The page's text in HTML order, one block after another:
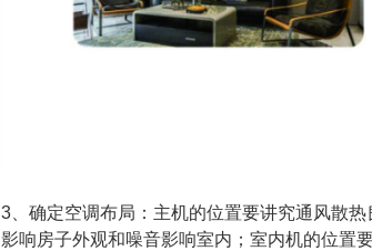
3、确定空调布局：主机的位置要讲究通风散
影响房子外观和噪音影响室内；室内机的位置